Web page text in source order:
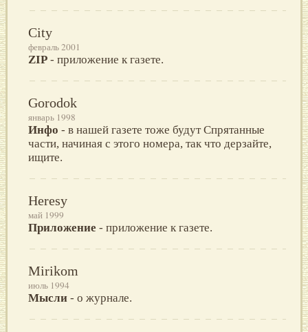
City
февраль 2001
ZIP - приложение к газете.
Gorodok
январь 1998
Инфо - в нашей газете тоже будут Спрятанные
части, начиная с этого номера, так что дерзайте,
ищите.
Heresy
май 1999
Приложение - приложение к газете.
Mirikom
июль 1994
Мысли - о журнале.